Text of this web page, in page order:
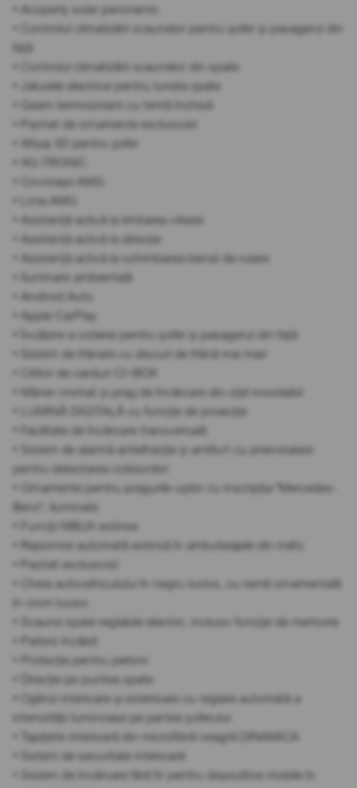
• Acoperiș solar panoramic
• Controlul climatizării scaunelor pentru șofer și pasagerul din
față
• Controlul climatizării scaunelor din spate
• Jaluzele electrice pentru luneta spate
• Geam termoizolant cu tentă închisă
• Pachet de ornamente exclusivist
• Afișaj 3D pentru șofer
• 9G-TRONIC
• Covorașe AMG
• Linia AMG
• Asistență activă la limitarea vitezei
• Asistență activă la direcție
• Asistență activă la schimbarea benzii de rulare
• Iluminare ambientală
• Android Auto
• Apple CarPlay
• Încălzire a cotierei pentru șofer și pasagerul din față
• Sistem de frânare cu discuri de frână mai mari
• Cititor de carduri CI+BOX
• Mâner cromat și prag de încărcare din oțel inoxidabil
• LUMINĂ DIGITALĂ cu funcție de proiecție
• Facilitate de încărcare transversală
• Sistem de alarmă antiefracție și antifurt cu preinstalare
pentru detectarea coliziunilor
• Ornamente pentru pragurile ușilor cu inscripția "Mercedes-
Benz", iluminate
• Funcții MBUX extinse
• Repornire automată extinsă în ambuteiajele din trafic
• Pachet exclusivist
• Cheia autovehiculului în negru lucios, cu ramă ornamentală
în crom lucios
• Scaune spate reglabile electric, inclusiv funcție de memorie
• Parbriz încălzit
• Protecție pentru pietoni
• Direcție pe puntea spate
• Oglinzi interioare și exterioare cu reglare automată a
intensității luminoase pe partea șoferului
• Tapițerie interioară din microfibră neagră DINAMICA
• Sistem de securitate interioară
• Sistem de încărcare fără fir pentru dispozitive mobile în